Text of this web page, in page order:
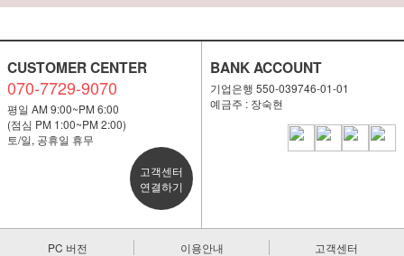
CUSTOMER CENTER
070-7729-9070
평일 AM 9:00~PM 6:00
(점심 PM 1:00~PM 2:00)
토/일, 공휴일 휴무
고객센터
연결하기
BANK ACCOUNT
기업은행 550-039746-01-01
예금주 : 장숙현
PC 버전 이용안내 고객센터